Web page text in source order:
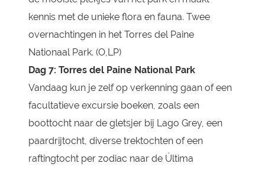
kennis met de unieke flora en fauna. Twee
overnachtingen in het Torres del Paine
Nationaal Park. (O,LP)
Dag 7: Torres del Paine National Park
Vandaag kun je zelf op verkenning gaan of een
facultatieve excursie boeken, zoals een
boottocht naar de gletsjer bij Lago Grey, een
paardrijtocht, diverse trektochten of een
raftingtocht per zodiac naar de Última